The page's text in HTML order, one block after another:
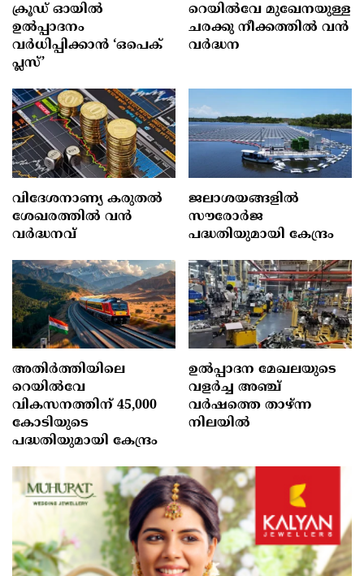
ക്രൂഡ് ഓയിൽ
ഉൽപ്പാദനം
വർധിപ്പിക്കാൻ ‘ഒപെക്
പ്ലസ്’
റെയിൽ‌വേ മുഖേനയുള്ള
ചരക്കു നീക്കത്തിൽ വൻ
വർദ്ധന
വിദേശനാണ്യ കരുതല്‍
ശേഖരത്തില്‍ വന്‍
വര്‍ദ്ധനവ്
ജലാശയങ്ങളില്‍
സൗരോര്‍ജ
പദ്ധതിയുമായി കേന്ദ്രം
അതിർത്തിയിലെ
റെയിൽവേ
വികസനത്തിന് 45,000
കോടിയുടെ
പദ്ധതിയുമായി കേന്ദ്രം
ഉൽപ്പാദന മേഖലയുടെ
വളർച്ച അഞ്ച്
വർഷത്തെ താഴ്ന്ന
നിലയിൽ